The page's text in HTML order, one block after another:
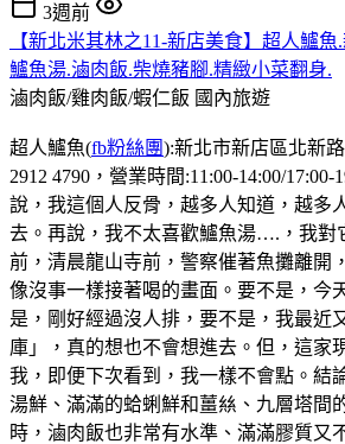
3週前
【新北米其林之11-新店美食】超人鱸
鱸魚湯.滷肉飯.柴燒豬腳.精緻小菜翻身.
滷肉飯/雞肉飯/蝦仁飯 國內旅遊
超人鱸魚(fb粉絲團):新北市新店區北新
2912 4790，營業時間:11:00-14:00/
說，我這個人反骨，越多人知道，越多
去。再說，我不太喜歡鱸魚湯….，我對
前，清晨龍山寺前，警察催著魚攤離開
像沒事一樣接著喝的畫面。要不是，今
是，剛好經過沒人排，要不是，我最近
庫」，真的想也不會想進去。但，這家
我，即便下次看到，我一樣不會點。結
湯鮮、滿滿的蛤蜊鮮和薑𢇃、九層塔間
時，滷肉飯也非常有水準、滿滿膠質又